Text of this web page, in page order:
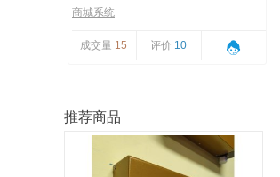
商城系统
成交量 15 评价 10
推荐商品